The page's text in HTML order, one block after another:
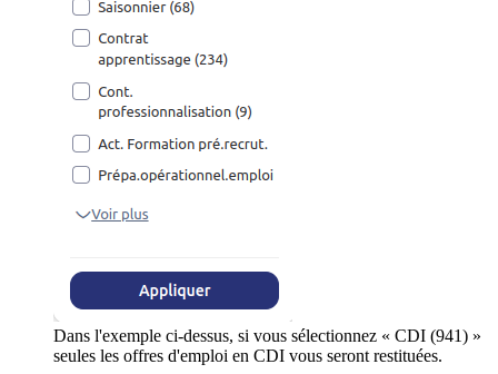
Dans l'exemple ci-dessus, si vous sélectionnez « CDI (941) »
seules les offres d'emploi en CDI vous seront restituées.